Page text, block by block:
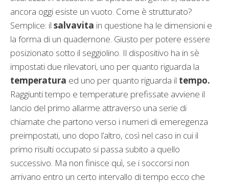
ancora oggi esiste un vuoto. Come è strutturato?
Semplice: il salvavita in questione ha le dimensioni e
la forma di un quadernone. Giusto per potere essere
posizionato sotto il seggiolino. Il dispositivo ha in sè
impostati due rilevatori, uno per quanto riguarda la
temperatura ed uno per quanto riguarda il tempo.
Raggiunti tempo e temperature prefissate avviene il
lancio del primo allarme attraverso una serie di
chiamate che partono verso i numeri di emeregenza
preimpostati, uno dopo l’altro, così nel caso in cui il
primo risulti occupato si passa subito a quello
successivo. Ma non finisce quì, se i soccorsi non
arrivano entro un certo intervallo di tempo ecco che